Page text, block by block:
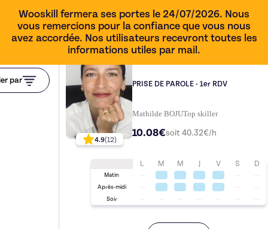
Wooskill fermera ses portes le 24/07/2026. Nous
vous remercions pour la confiance que vous nous
avez accordée. Nos utilisateurs recevront toutes les
informations utiles par mail.
par
4.9(12)
PRISE DE PAROLE - 1er RDV
Mathilde BOJUTop skiller
10.08€soit 40.32€/h
L M M J V S D
Matin
Après-midi
Soir